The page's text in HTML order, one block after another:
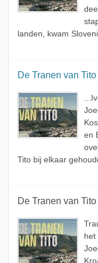
landen, kwam
De Tranen van Tito
en
Tito bij elkaar
De Tranen van Tito
het